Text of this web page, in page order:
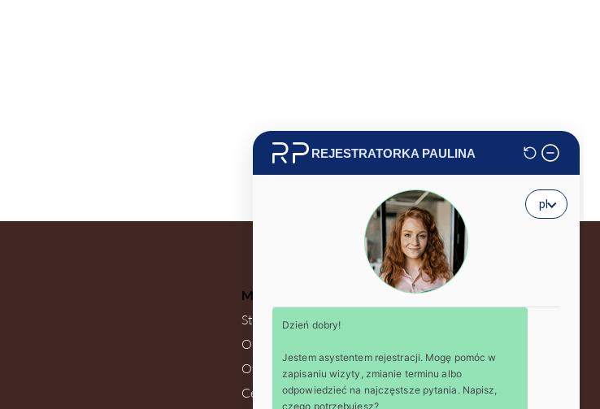
Menu
Strona główna
O nas
Oferta
Cennik
Dane firmy
REGON:542975377
REGON:54297537700014